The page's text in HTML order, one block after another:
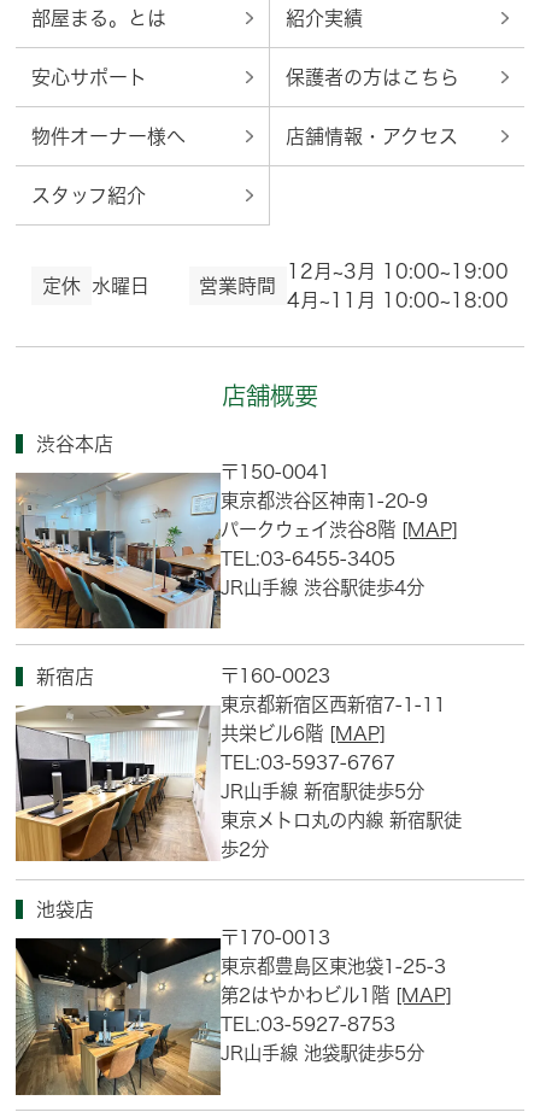
部屋まる。とは 紹介実績
安心サポート 保護者の方はこちら
物件オーナー様へ 店舗情報・アクセス
スタッフ紹介
定休 水曜日 営業時間
12月~3月 10:00~19:00
4月~11月 10:00~18:00
店舗概要
渋谷本店
〒150-0041
東京都渋谷区神南1-20-9
パークウェイ渋谷8階 [MAP]
TEL:03-6455-3405
JR山手線 渋谷駅徒歩4分
新宿店
〒160-0023
東京都新宿区西新宿7-1-11
共栄ビル6階 [MAP]
TEL:03-5937-6767
JR山手線 新宿駅徒歩5分
東京メトロ丸の内線 新宿駅徒
歩2分
池袋店
〒170-0013
東京都豊島区東池袋1-25-3
第2はやかわビル1階 [MAP]
TEL:03-5927-8753
JR山手線 池袋駅徒歩5分